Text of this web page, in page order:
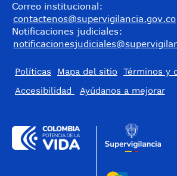
Correo institucional:
contactenos@supervigilancia.gov.co
Notificaciones judiciales:
Políticas Mapa del sitio
Términos y
Accesibilidad
​Ayúdanos a mejorar